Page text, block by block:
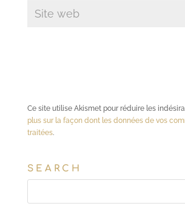
Ce site utilise Akismet pour réduire les
plus sur la façon dont les données de vos
traitées.
SEARCH